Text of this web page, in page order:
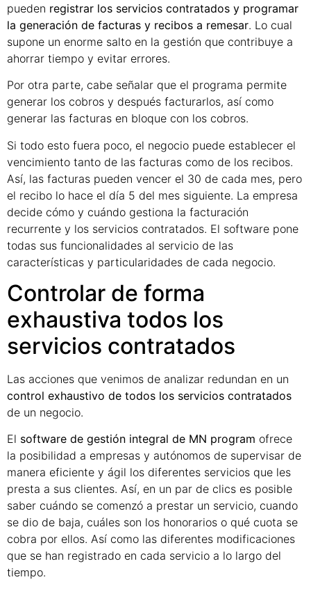
pueden registrar los servicios contratados y programar
la generación de facturas y recibos a remesar. Lo cual
supone un enorme salto en la gestión que contribuye a
ahorrar tiempo y evitar errores.
Por otra parte, cabe señalar que el programa permite
generar los cobros y después facturarlos, así como
generar las facturas en bloque con los cobros.
Si todo esto fuera poco, el negocio puede establecer el
vencimiento tanto de las facturas como de los recibos.
Así, las facturas pueden vencer el 30 de cada mes, pero
el recibo lo hace el día 5 del mes siguiente. La empresa
decide cómo y cuándo gestiona la facturación
recurrente y los servicios contratados. El software pone
todas sus funcionalidades al servicio de las
características y particularidades de cada negocio.
Controlar de forma
exhaustiva todos los
servicios contratados
Las acciones que venimos de analizar redundan en un
control exhaustivo de todos los servicios contratados
de un negocio.
El software de gestión integral de MN program ofrece
la posibilidad a empresas y autónomos de supervisar de
manera eficiente y ágil los diferentes servicios que les
presta a sus clientes. Así, en un par de clics es posible
saber cuándo se comenzó a prestar un servicio, cuando
se dio de baja, cuáles son los honorarios o qué cuota se
cobra por ellos. Así como las diferentes modificaciones
que se han registrado en cada servicio a lo largo del
tiempo.